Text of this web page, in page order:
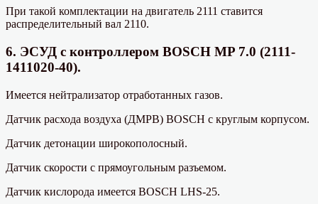
При такой комплектации на двигатель 2111 ставится
распределительный вал 2110.
6. ЭСУД с контроллером BOSCH MP 7.0 (2111-
1411020-40).
Имеется нейтрализатор отработанных газов.
Датчик расхода воздуха (ДМРВ) BOSCH с круглым корпусом.
Датчик детонации широкополосный.
Датчик скорости с прямоугольным разъемом.
Датчик кислорода имеется BOSCH LHS-25.